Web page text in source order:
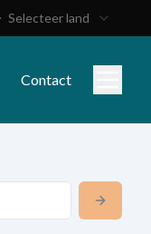
Selecteer land
Contact